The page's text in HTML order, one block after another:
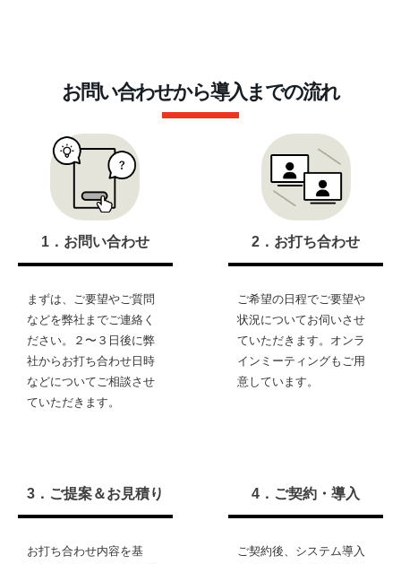
お問い合わせから導入までの流れ
1．お問い合わせ
まずは、ご要望やご質問
などを弊社までご連絡く
ださい。２〜３日後に弊
社からお打ち合わせ日時
などについてご相談させ
ていただきます。
2．お打ち合わせ
ご希望の日程でご要望や
状況についてお伺いさせ
ていただきます。オンラ
インミーティングもご用
意しています。
3．ご提案＆お見積り
お打ち合わせ内容を基
4．ご契約・導入
ご契約後、システム導入